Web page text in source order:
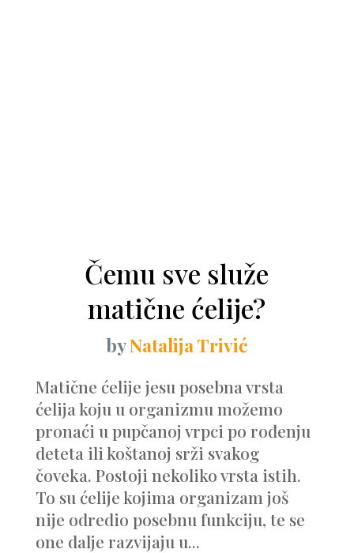
Čemu sve služe
matične ćelije?
byNatalija Trivić
Matične ćelije jesu posebna vrsta
ćelija koju u organizmu možemo
pronaći u pupčanoj vrpci po rođenju
deteta ili koštanoj srži svakog
čoveka. Postoji nekoliko vrsta istih.
To su ćelije kojima organizam još
nije odredio posebnu funkciju, te se
one dalje razvijaju u...